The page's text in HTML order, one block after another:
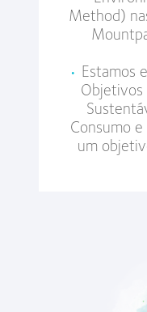
Method)
• Estamos
Consumo
um